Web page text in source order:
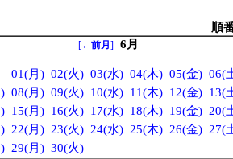
順
[←前月 ] 6月
01(月) 02(火) 03(水) 04(木) 05(金) 06(
08(月) 09(火) 10(水) 11(木) 12(金) 13(
15(月) 16(火) 17(水) 18(木) 19(金) 20(
22(月) 23(火) 24(水) 25(木) 26(金) 27(
29(月) 30(火)